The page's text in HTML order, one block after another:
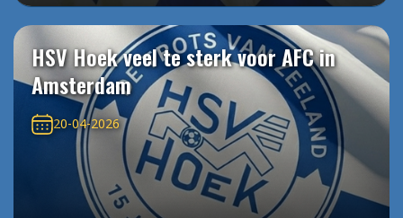
HSV Hoek veel te sterk voor AFC in
Amsterdam
20-04-2026